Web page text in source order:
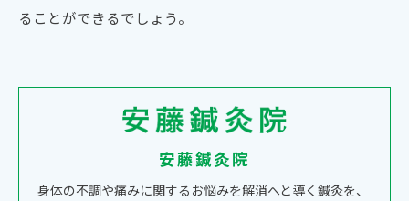
ることができるでしょう。
安藤鍼灸院
身体の不調や痛みに関するお悩みを解消へと導く鍼灸を、